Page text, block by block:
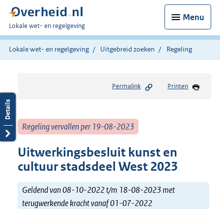
Menu
U
bent
hier:
Lokale wet- en regelgeving
Lokale wet- en regelgeving Uitgebreid zoeken Regeling
Permalink Printen
Regeling vervallen per 19-08-2023
Uitwerkingsbesluit kunst en
cultuur stadsdeel West 2023
Geldend van 08-10-2022 t/m 18-08-2023 met
terugwerkende kracht vanaf 01-07-2022